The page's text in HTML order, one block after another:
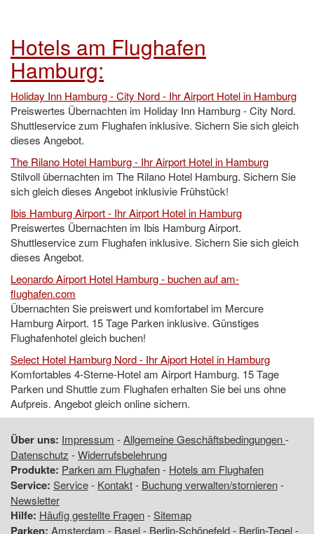
Hotels am Flughafen
Hamburg:
Holiday Inn Hamburg - City Nord - Ihr Airport Hotel in Hamburg
Preiswertes Übernachten im Holiday Inn Hamburg - City Nord.
Shuttleservice zum Flughafen inklusive. Sichern Sie sich gleich
dieses Angebot.
The Rilano Hotel Hamburg - Ihr Airport Hotel in Hamburg
Stilvoll übernachten im The Rilano Hotel Hamburg. Sichern Sie
sich gleich dieses Angebot inklusivie Frühstück!
Ibis Hamburg Airport - Ihr Airport Hotel in Hamburg
Preiswertes Übernachten im Ibis Hamburg Airport.
Shuttleservice zum Flughafen inklusive. Sichern Sie sich gleich
dieses Angebot.
Leonardo Airport Hotel Hamburg - buchen auf am-
flughafen.com
Übernachten Sie preiswert und komfortabel im Mercure
Hamburg Airport. 15 Tage Parken inklusive. Günstiges
Flughafenhotel gleich buchen!
Select Hotel Hamburg Nord - Ihr Aiport Hotel in Hamburg
Komfortables 4-Sterne-Hotel am Airport Hamburg. 15 Tage
Parken und Shuttle zum Flughafen erhalten Sie bei uns ohne
Aufpreis. Angebot gleich online sichern.
Über uns: Impressum -Allgemeine Geschäftsbedingungen-
Datenschutz -Widerrufsbelehrung
Produkte: Parken am Flughafen- Hotels am Flughafen
Service: Service- Kontakt- Buchung verwalten/stornieren-
Newsletter
Hilfe: Häufig gestellte Fragen-Sitemap
Parken: Amsterdam - Basel- Berlin-Schönefeld- Berlin-Tegel-